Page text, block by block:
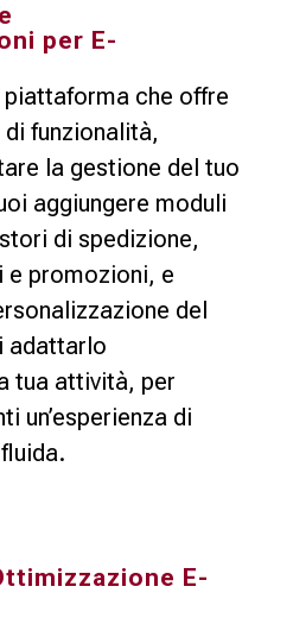
per E-
che offre
funzionalità,
la gestione del tuo
aggiungere moduli
di spedizione,
e promozioni, e
del
adattarlo
tua attività, per
un’esperienza di
E-